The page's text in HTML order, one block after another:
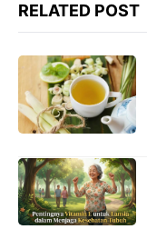
RELATED POST